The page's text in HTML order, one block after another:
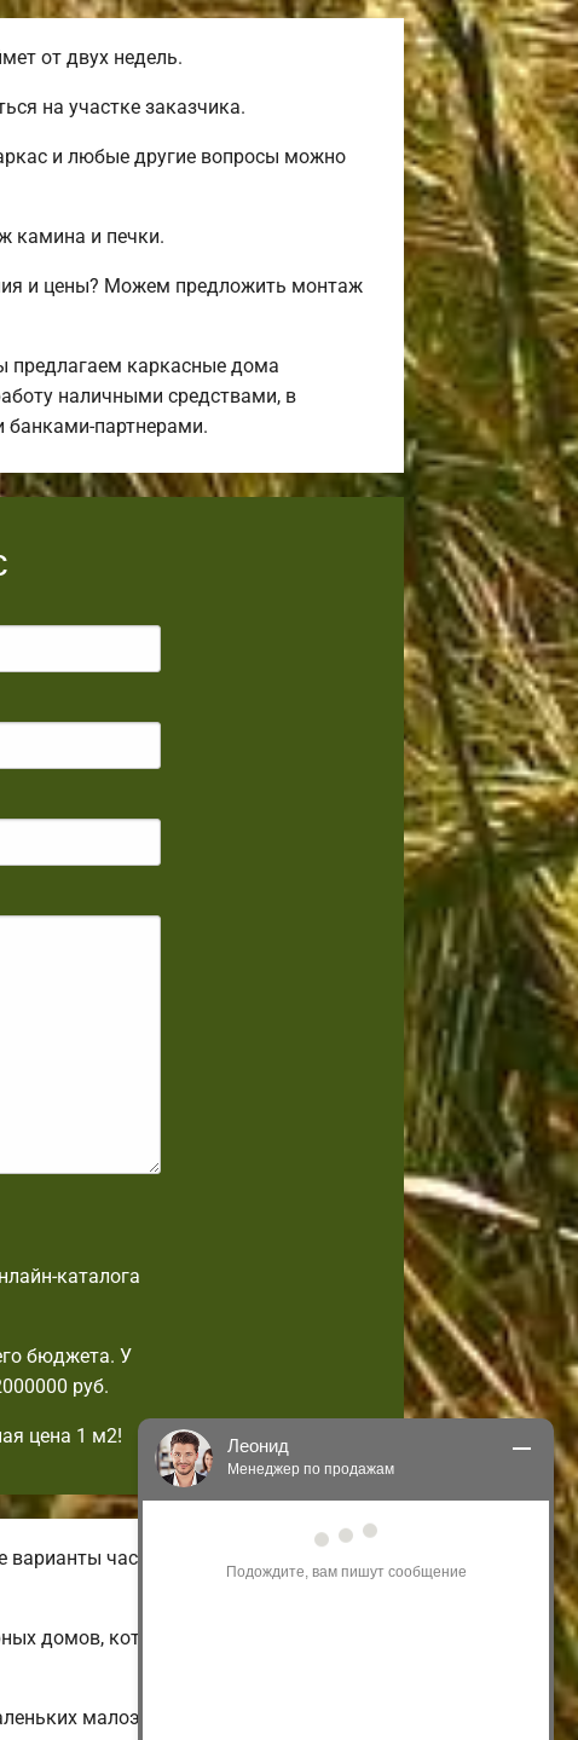
от двух недель.
на участке заказчика.
и любые другие вопросы можно
камина и печки.
и цены? Можем предложить монтаж
предлагаем каркасные дома
наличными средствами, в
банками-партнерами.
каталога
бюджета. У
руб.
цена 1 м2!
частных малогабаритных
домов, которые можно изменить по
малоэтажных и недорогих до
Леонид
Менеджер по продажам
Здравствуйте! Я могу
акциям и проектам.